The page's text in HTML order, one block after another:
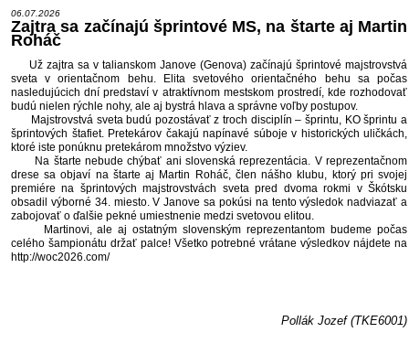
06.07.2026
Zajtra sa začínajú šprintové MS, na štarte aj Martin
Roháč
Už zajtra sa v talianskom Janove (Genova) začínajú šprintové majstrovstvá
sveta v orientačnom behu. Elita svetového orientačného behu sa počas
nasledujúcich dní predstaví v atraktívnom mestskom prostredí, kde rozhodovať
budú nielen rýchle nohy, ale aj bystrá hlava a správne voľby postupov.
Majstrovstvá sveta budú pozostávať z troch disciplín – šprintu, KO šprintu a
šprintových štafiet. Pretekárov čakajú napínavé súboje v historických uličkách,
ktoré iste ponúknu pretekárom množstvo výziev.
Na štarte nebude chýbať ani slovenská reprezentácia. V reprezentačnom
drese sa objaví na štarte aj Martin Roháč, člen nášho klubu, ktorý pri svojej
premiére na šprintových majstrovstvách sveta pred dvoma rokmi v Škótsku
obsadil výborné 34. miesto. V Janove sa pokúsi na tento výsledok nadviazať a
zabojovať o ďalšie pekné umiestnenie medzi svetovou elitou.
Martinovi, ale aj ostatným slovenským reprezentantom budeme počas
celého šampionátu držať palce! Všetko potrebné vrátane výsledkov nájdete na
http://woc2026.com/
Pollák Jozef (TKE6001)